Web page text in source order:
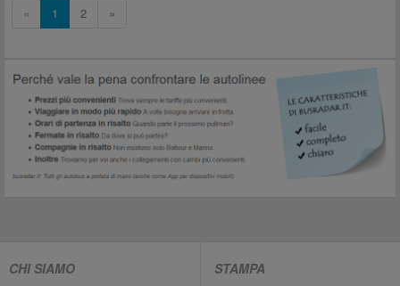
« 1 2 »
CHI SIAMO STAMPA